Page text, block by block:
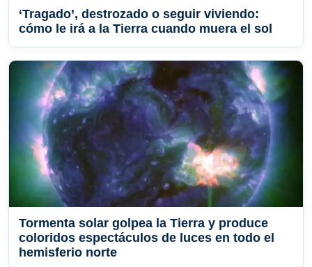
‘Tragado’, destrozado o seguir viviendo:
cómo le irá a la Tierra cuando muera el sol
Tormenta solar golpea la Tierra y produce
coloridos espectáculos de luces en todo el
hemisferio norte